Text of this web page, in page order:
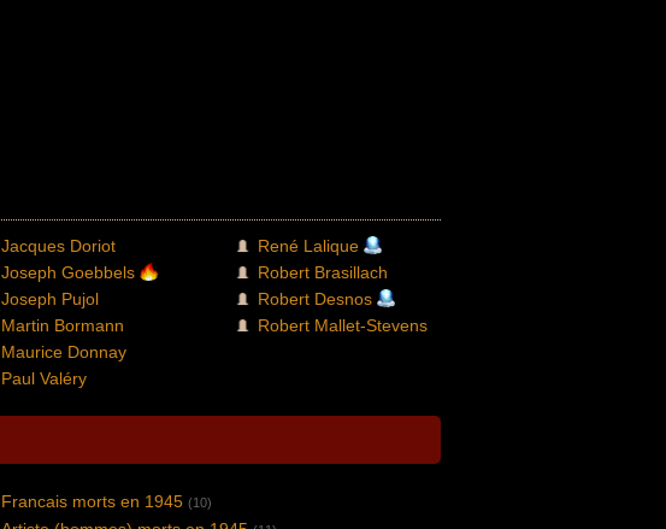
Jacques Doriot
Joseph Goebbels
Joseph Pujol
Martin Bormann
Maurice Donnay
Paul Valéry
René Lalique
Robert Brasillach
Robert Desnos
Robert Mallet-Stevens
Francais morts en 1945 (10)